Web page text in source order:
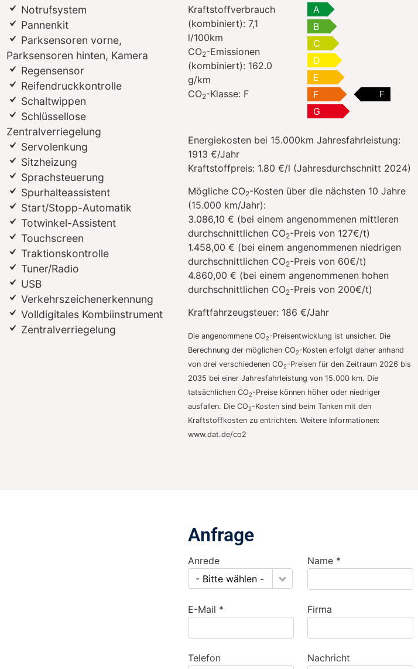
Notrufsystem
Pannenkit
Parksensoren vorne,
Parksensoren hinten, Kamera
Regensensor
Reifendruckkontrolle
Schaltwippen
Schlüssellose
Zentralverriegelung
Servolenkung
Sitzheizung
Sprachsteuerung
Spurhalteassistent
Start/Stopp-Automatik
Totwinkel-Assistent
Touchscreen
Traktionskontrolle
Tuner/Radio
USB
Verkehrszeichenerkennung
Volldigitales Kombiinstrument
Zentralverriegelung
Kraftstoffverbrauch
(kombiniert): 7,1
l/100km
CO2-Emissionen
(kombiniert): 162.0
g/km
CO2-Klasse: F
A
B
C
D
E
F
F
G
Energiekosten bei 15.000km Jahresfahrleistung:
1913 €/Jahr
Kraftstoffpreis: 1.80 €/l (Jahresdurchschnitt 2024)
Mögliche CO2-Kosten über die nächsten 10 Jahre
(15.000 km/Jahr):
3.086,10 € (bei einem angenommenen mittleren
durchschnittlichen CO2-Preis von 127€/t)
1.458,00 € (bei einem angenommenen niedrigen
durchschnittlichen CO2-Preis von 60€/t)
4.860,00 € (bei einem angenommenen hohen
durchschnittlichen CO2-Preis von 200€/t)
Kraftfahrzeugsteuer: 186 €/Jahr
Die angenommene CO2-Preisentwicklung ist unsicher. Die
Berechnung der möglichen CO2-Kosten erfolgt daher anhand
von drei verschiedenen CO2-Preisen für den Zeitraum 2026 bis
2035 bei einer Jahresfahrleistung von 15.000 km. Die
tatsächlichen CO2-Preise können höher oder niedriger
ausfallen. Die CO2-Kosten sind beim Tanken mit den
Kraftstoffkosten zu entrichten. Weitere Informationen:
www.dat.de/co2
Anfrage
Anrede
- Bitte wählen -
Name *
E-Mail * Firma
Telefon Nachricht